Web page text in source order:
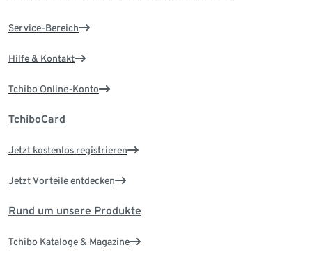
Service-Bereich
Hilfe & Kontakt
Tchibo Online-Konto
TchiboCard
Jetzt kostenlos registrieren
Jetzt Vorteile entdecken
Rund um unsere Produkte
Tchibo Kataloge & Magazine